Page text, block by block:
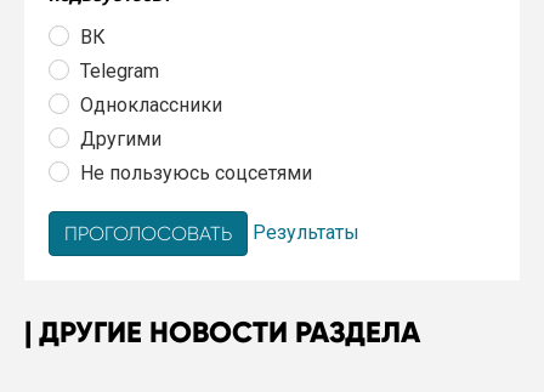
ВК
Telegram
Одноклассники
Другими
Не пользуюсь соцсетями
Результаты
ДРУГИЕ НОВОСТИ РАЗДЕЛА